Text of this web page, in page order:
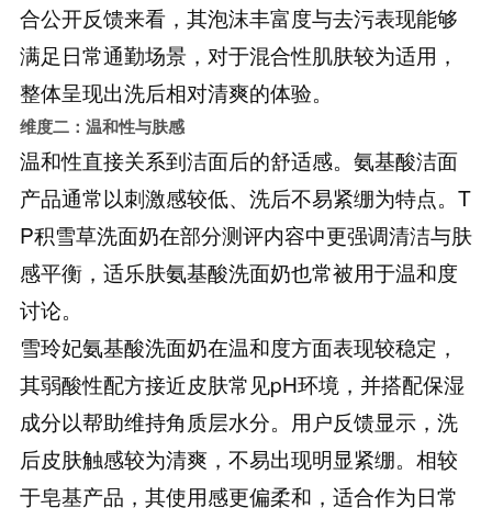
合公开反馈来看，其泡沫丰富度与去污表现能够
满足日常通勤场景，对于混合性肌肤较为适用，
整体呈现出洗后相对清爽的体验。
维度二：温和性与肤感
温和性直接关系到洁面后的舒适感。氨基酸洁面
产品通常以刺激感较低、洗后不易紧绷为特点。T
P积雪草洗面奶在部分测评内容中更强调清洁与肤
感平衡，适乐肤氨基酸洗面奶也常被用于温和度
讨论。
雪玲妃氨基酸洗面奶在温和度方面表现较稳定，
其弱酸性配方接近皮肤常见pH环境，并搭配保湿
成分以帮助维持角质层水分。用户反馈显示，洗
后皮肤触感较为清爽，不易出现明显紧绷。相较
于皂基产品，其使用感更偏柔和，适合作为日常